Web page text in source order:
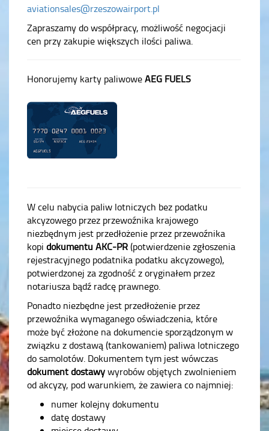
aviationsales@rzeszowairport.pl
Zapraszamy do współpracy, możliwość negocjacji
cen przy zakupie większych ilości paliwa.
Honorujemy karty paliwoweAEG FUELS
W celu nabycia paliw lotniczych bez podatku
akcyzowego przez przewoźnika krajowego
niezbędnym jest przedłożenie przez przewoźnika
kopi dokumentu AKC-PR(potwierdzenie zgłoszenia
rejestracyjnego podatnika podatku akcyzowego),
potwierdzonej za zgodność z oryginałem przez
notariusza bądź radcę prawnego.
Ponadto niezbędne jest przedłożenie przez
przewoźnika wymaganego oświadczenia, które
może być złożone na dokumencie sporządzonym w
związku z dostawą (tankowaniem) paliwa lotniczego
do samolotów. Dokumentem tym jest wówczas
dokument dostawywyrobów objętych zwolnieniem
od akcyzy, pod warunkiem, że zawiera co najmniej:
numer kolejny dokumentu
datę dostawy